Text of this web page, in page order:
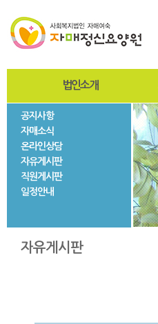
법인소개
사진자료
법인현황
공지사항
자매소식
온라인상담
자유게시판
직원게시판
일정안내
자유게시판